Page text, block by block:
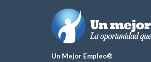
Un Mejor Empleo®